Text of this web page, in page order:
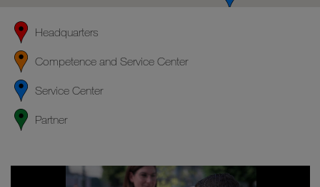
Headquarters
Competence and Service Center
Service Center
Partner